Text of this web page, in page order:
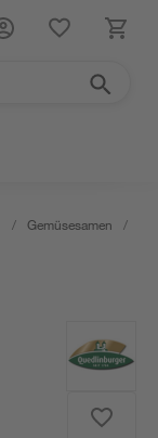
/ Gemüsesamen /